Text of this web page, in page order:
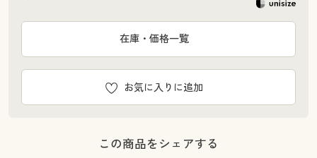
お気に入りに追加
在庫・価格一覧
この商品をシェアする